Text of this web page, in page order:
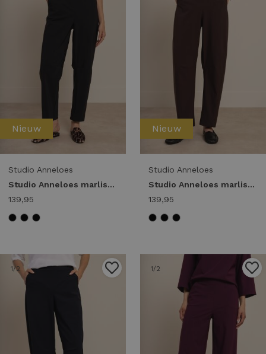
Nieuw
Studio Anneloes
Studio Anneloes marlise barrel trousers 94861 Broek 9000 black
139,95
Nieuw
Studio Anneloes
Studio Anneloes marlise barrel trousers 94861 Broek 8700 espresso
139,95
1/2 1/2